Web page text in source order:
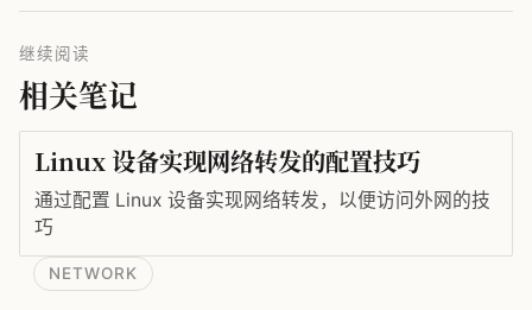
继续阅读
相关笔记
Linux 设备实现网络转发的配置技巧
通过配置 Linux 设备实现网络转发，以便访问外网的技
巧
NETWORK